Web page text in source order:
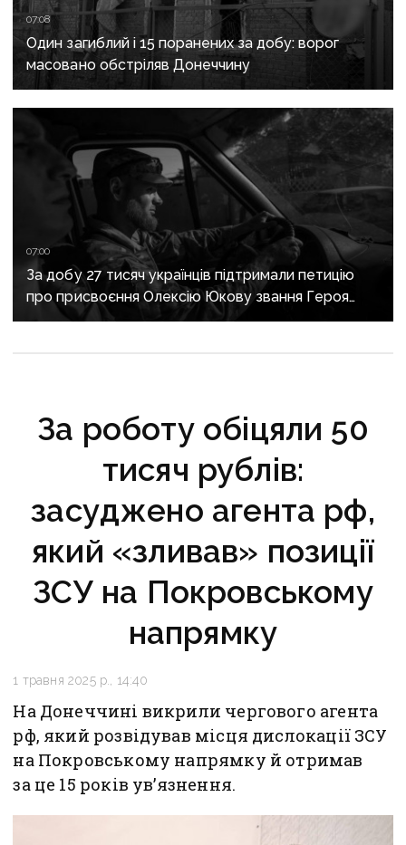
07:08
Один загиблий і 15 поранених за добу: ворог
масовано обстріляв Донеччину
07:00
За добу 27 тисяч українців підтримали петицію
про присвоєння Олексію Юкову звання Героя
України посмертно
За роботу обіцяли 50
тисяч рублів:
засуджено агента рф,
який «зливав» позиції
ЗСУ на Покровському
напрямку
1 травня 2025 р., 14:40
На Донеччині викрили чергового агента
рф, який розвідував місця дислокації ЗСУ
на Покровському напрямку й отримав
за це 15 років ув’язнення.